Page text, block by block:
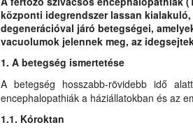
központi idegrendszer lassan
degenerációval járó betegségei,
vacuolumok jelennek meg, az
1. A betegség ismertetése
A betegség hosszabb-rövidebb idő
encephalopathiák a háziállatokban és az
1.1. Kóroktan